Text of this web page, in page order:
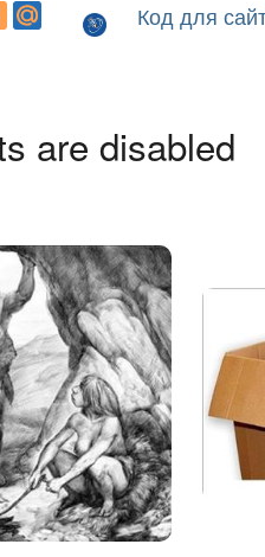
Код для
are disabled